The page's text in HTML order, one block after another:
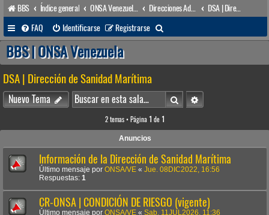
BBS Índice general Direcciones Administrativas
DSA | Dirección de Sanidad Marítima
FAQ
Identificarse Registrarse
u
a
r
BBS | ONSA Venezuela
DSA | Dirección de Sanidad Marítima
Nuevo Tema BuscarBúsqueda avanzada
2 temas • Página 1 de 1
Anuncios
Información de la Dirección de Sanidad Marítima
Último mensaje por ONSA/VE « Jue. 08DIC2022, 16:56
Respuestas: 1
CR-ONSA | CONDICIÓN DE RIESGO (vigente)
Último mensaje por ONSA/VE « Sab. 11JUL2026, 11:36